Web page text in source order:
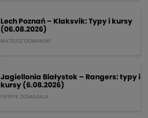
Lech Poznań – Klaksvik: Typy i kursy
(06.08.2026)
MATEUSZ DOMANSKI
Jagiellonia Białystok – Rangers: typy i
kursy (6.08.2026)
PATRYK DOMAGALA